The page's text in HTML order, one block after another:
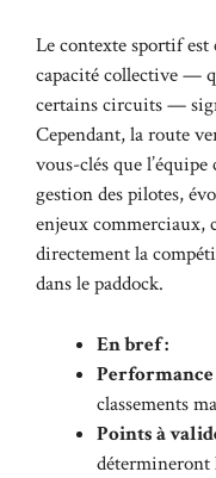
Le contexte sportif est
capacité collective —
certains circuits —
Cependant, la route
vous-clés que
gestion des pilotes,
enjeux commerciaux,
directement la
dans le paddock.
En bref :
classements
Points à
détermineront